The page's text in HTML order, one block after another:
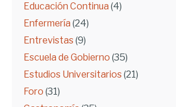
Educación Continua (4)
Enfermería (24)
Entrevistas (9)
Escuela de Gobierno (35)
Estudios Universitarios (21)
Foro (31)